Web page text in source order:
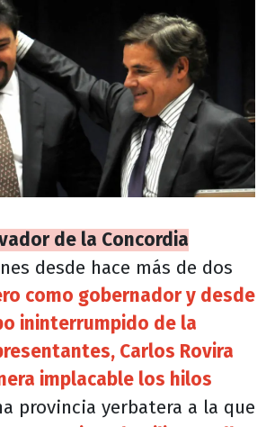
de la Concordia
desde hace más de dos
como gobernador y desde
ininterrumpido de la
Carlos Rovira
implacable los hilos
provincia yerbatera a la que